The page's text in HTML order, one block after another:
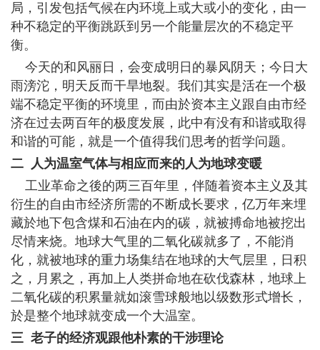
局，引发包括气候在内环境上或大或小的变化，由一
种不稳定的平衡跳跃到另一个能量层次的不稳定平
衡。
今天的和风丽日，会变成明日的暴风阴天；今日大
雨滂沱，明天反而干旱地裂。我们其实是活在一个极
端不稳定平衡的环境里，而由於资本主义跟自由市经
济在过去两百年的极度发展，此中有没有和谐或取得
和谐的可能，就是一个值得我们思考的哲学问题。
二 人为温室气体与相应而来的人为地球变暖
工业革命之後的两三百年里，伴随着资本主义及其
衍生的自由市经济所需的不断成长要求，亿万年来埋
藏於地下包含煤和石油在内的碳，就被搏命地被挖出
尽情来烧。地球大气里的二氧化碳就多了，不能消
化，就被地球的重力场集结在地球的大气层里，日积
之，月累之，再加上人类拼命地在砍伐森林，地球上
二氧化碳的积累量就如滚雪球般地以级数形式增长，
於是整个地球就变成一个大温室。
三 老子的经济观跟他朴素的干涉理论